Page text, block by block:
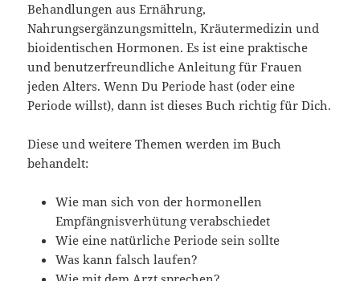
Behandlungen aus Ernährung,
Nahrungsergänzungsmitteln, Kräutermedizin und
bioidentischen Hormonen. Es ist eine praktische
und benutzerfreundliche Anleitung für Frauen
jeden Alters. Wenn Du Periode hast (oder eine
Periode willst), dann ist dieses Buch richtig für Dich.
Diese und weitere Themen werden im Buch
behandelt:
Wie man sich von der hormonellen
Empfängnisverhütung verabschiedet
Wie eine natürliche Periode sein sollte
Was kann falsch laufen?